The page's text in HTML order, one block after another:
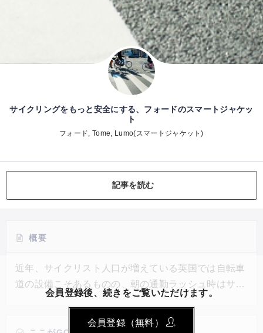
サイクリングをもっと安全にする、フォードのスマートジャケッ
ト
フォード, Tome, Lumo(スマートジャケット)
記事を読む
概要
近年、サイクリスト人口が増えている英国では自転車
道の設備こそあるものの、朝の通勤ラッシュ時はサイ
クリストが集中し、事故などの危険性が高まってい
た。そんななか、自動車大手フォードのスマートモビ
会員登録後、続きをご覧いただけます。
会員登録（無料）